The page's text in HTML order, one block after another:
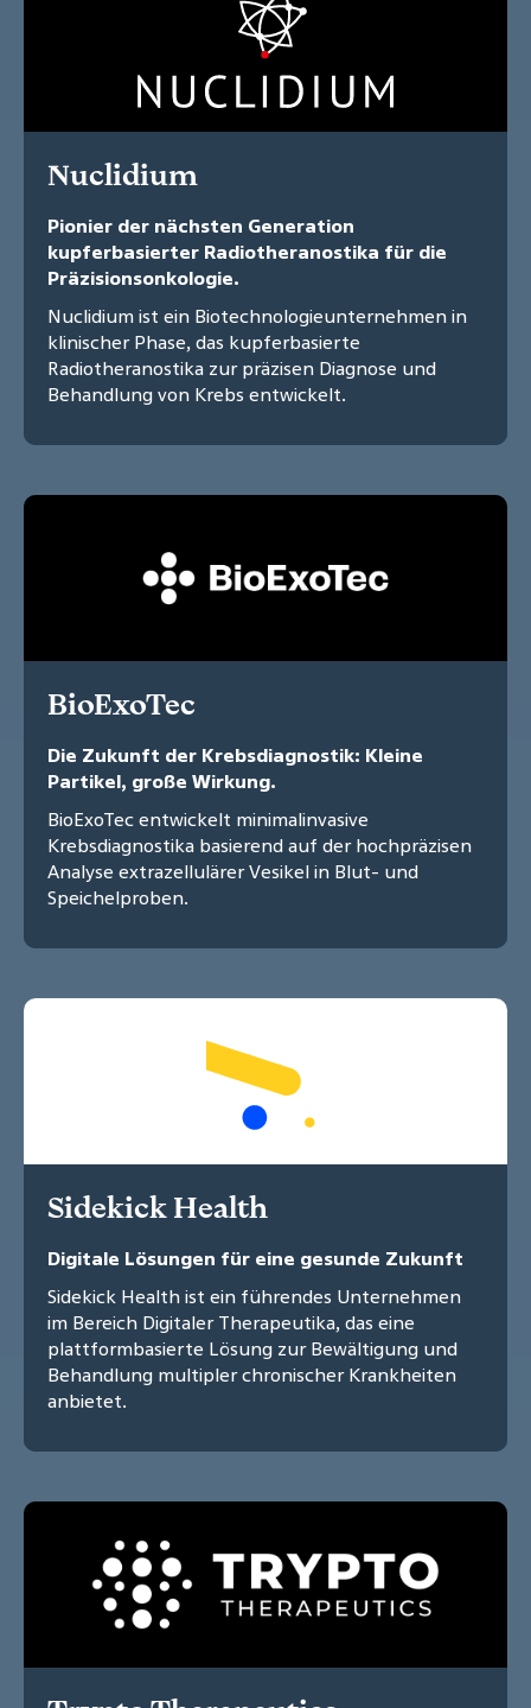
Nuclidium
Pionier der nächsten Generation
kupferbasierter Radiotheranostika für die
Präzisionsonkologie.
Nuclidium ist ein Biotechnologieunternehmen in
klinischer Phase, das kupferbasierte
Radiotheranostika zur präzisen Diagnose und
Behandlung von Krebs entwickelt.
BioExoTec
Die Zukunft der Krebsdiagnostik: Kleine
Partikel, große Wirkung.
BioExoTec entwickelt minimalinvasive
Krebsdiagnostika basierend auf der hochpräzisen
Analyse extrazellulärer Vesikel in Blut- und
Speichelproben.
Sidekick Health
Digitale Lösungen für eine gesunde Zukunft
Sidekick Health ist ein führendes Unternehmen
im Bereich Digitaler Therapeutika, das eine
plattformbasierte Lösung zur Bewältigung und
Behandlung multipler chronischer Krankheiten
anbietet.